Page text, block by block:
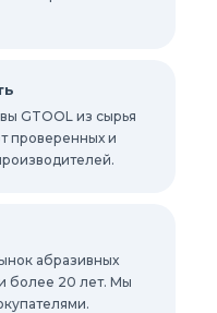
GTOOL из сырья
проверенных и
абразивных
более 20 лет. Мы